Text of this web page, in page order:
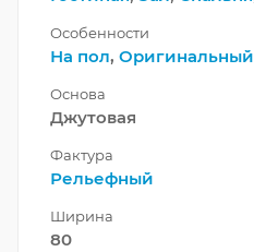
Особенности
На пол, Оригинальный
Основа
Джутовая
Фактура
Рельефный
Ширина
80